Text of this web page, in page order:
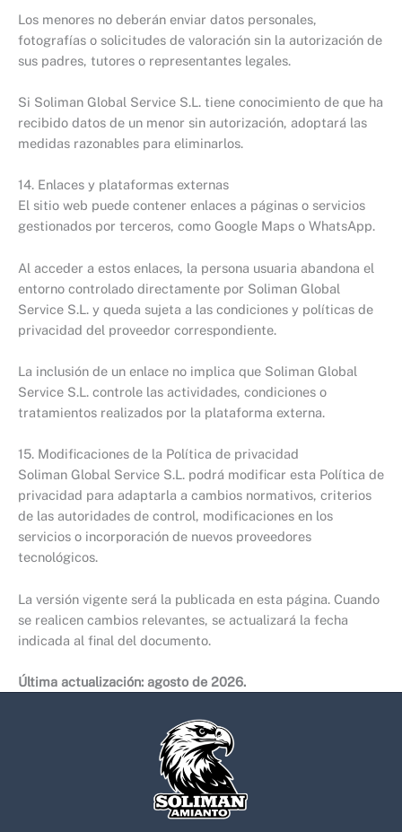
Los menores no deberán enviar datos personales,
fotografías o solicitudes de valoración sin la autorización de
sus padres, tutores o representantes legales.
Si Soliman Global Service S.L. tiene conocimiento de que ha
recibido datos de un menor sin autorización, adoptará las
medidas razonables para eliminarlos.
14. Enlaces y plataformas externas
El sitio web puede contener enlaces a páginas o servicios
gestionados por terceros, como Google Maps o WhatsApp.
Al acceder a estos enlaces, la persona usuaria abandona el
entorno controlado directamente por Soliman Global
Service S.L. y queda sujeta a las condiciones y políticas de
privacidad del proveedor correspondiente.
La inclusión de un enlace no implica que Soliman Global
Service S.L. controle las actividades, condiciones o
tratamientos realizados por la plataforma externa.
15. Modificaciones de la Política de privacidad
Soliman Global Service S.L. podrá modificar esta Política de
privacidad para adaptarla a cambios normativos, criterios
de las autoridades de control, modificaciones en los
servicios o incorporación de nuevos proveedores
tecnológicos.
La versión vigente será la publicada en esta página. Cuando
se realicen cambios relevantes, se actualizará la fecha
indicada al final del documento.
Última actualización: agosto de 2026.